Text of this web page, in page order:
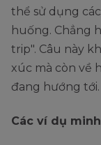
thể sử dụng các
huống. Chẳng
trip". Câu này
xúc mà còn về
đang hướng tới.
Các ví dụ